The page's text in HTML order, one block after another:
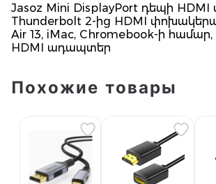
Jasoz Mini DisplayPort դեպի HDMI
Thunderbolt 2-ից HDMI
Air 13, iMac, Chromebook-ի համար,
HDMI ադապտեր
Похожие товары